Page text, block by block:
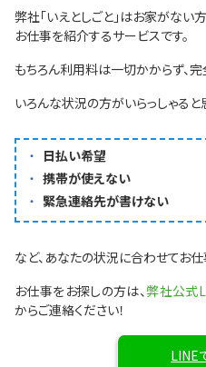
弊社「いえとしごと 」はお家がない
お仕事を紹介するサービスです。
もちろん利用料は一切かからず、完
いろんな状況の方がいらっしゃると
日払い希望
携帯が使えない
緊急連絡先が書けない
など、あなたの状況に合わせてお仕
お仕事をお探しの方は、弊社公式
からご連絡ください！
LINE